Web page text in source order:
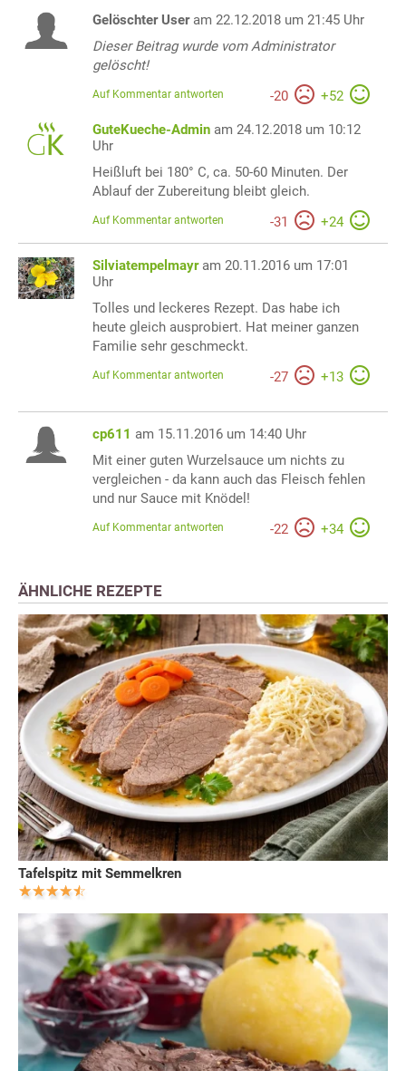
Gelöschter User am 22.12.2018 um 21:45 Uhr
Dieser Beitrag wurde vom Administrator
gelöscht!
-20 +52
Auf Kommentar antworten
GuteKueche-Admin am 24.12.2018 um 10:12
Uhr
Heißluft bei 180° C, ca. 50-60 Minuten. Der
Ablauf der Zubereitung bleibt gleich.
-31 +24
Auf Kommentar antworten
Silviatempelmayr am 20.11.2016 um 17:01
Uhr
Tolles und leckeres Rezept. Das habe ich
heute gleich ausprobiert. Hat meiner ganzen
Familie sehr geschmeckt.
-27 +13
Auf Kommentar antworten
cp611 am 15.11.2016 um 14:40 Uhr
Mit einer guten Wurzelsauce um nichts zu
vergleichen - da kann auch das Fleisch fehlen
und nur Sauce mit Knödel!
-22 +34
Auf Kommentar antworten
ÄHNLICHE REZEPTE
Tafelspitz mit Semmelkren